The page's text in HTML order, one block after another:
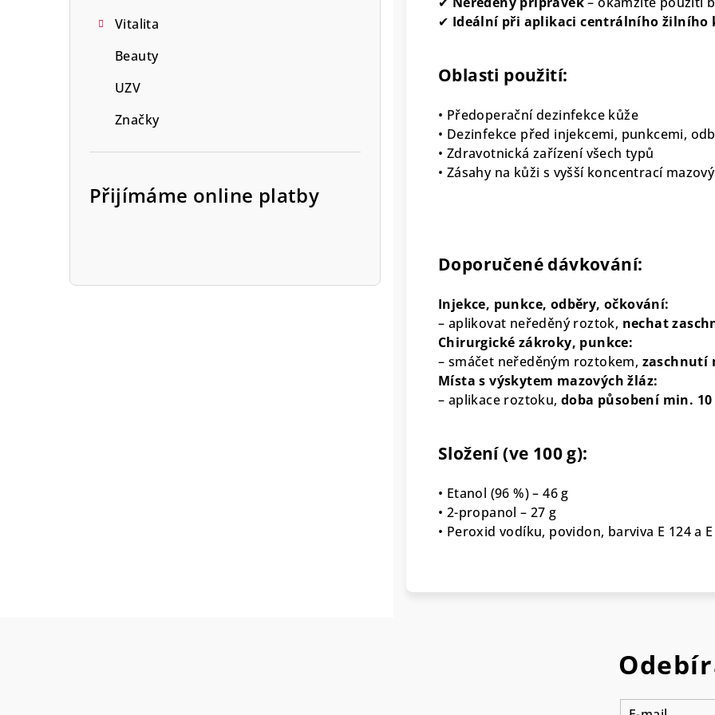
Vitalita
Beauty
UZV
Značky
Přijímáme online platby
✔ Ideální při aplikaci centrálního žilního
Oblasti použití:
• Předoperační dezinfekce kůže
• Dezinfekce před injekcemi, punkcemi,
• Zdravotnická zařízení všech typů
• Zásahy na kůži s vyšší koncentrací
Doporučené dávkování:
Injekce, punkce, odběry, očkování:
– aplikovat neředěný roztok, nechat
Chirurgické zákroky, punkce:
– smáčet neředěným roztokem, zaschnutí
Místa s výskytem mazových žláz:
– aplikace roztoku, doba působení min.
Složení (ve 100 g):
• Etanol (96 %) – 46 g
• 2-propanol – 27 g
• Peroxid vodíku, povidon, barviva E 124 a